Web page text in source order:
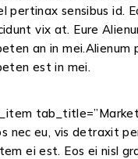
pertinax sensibus id.
vix at. Eure
an in mei.Alienum
est in mei.
nec eu, vis detraxit
ei est. Eos ei nisl